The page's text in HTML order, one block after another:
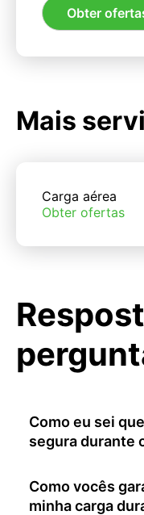
Obter
Mais
Carga aérea
Obter ofertas
Como eu sei
segura durante
Como vocês
minha carga